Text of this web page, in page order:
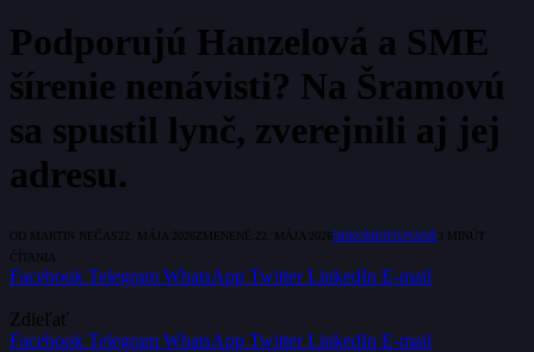
Podporujú Hanzelová a SME
šírenie nenávisti? Na Šramovú
sa spustil lynč, zverejnili aj jej
adresu.
OD MARTIN NEČAS 22. MÁJA 2026 ZMENENÉ: 22. MÁJA 2026 NEKOMENTOVANÉ 3 MINÚT
ČÍTANIA
Facebook Telegram WhatsApp Twitter LinkedIn E-mail
Zdieľať
Facebook Telegram WhatsApp Twitter LinkedIn E-mail